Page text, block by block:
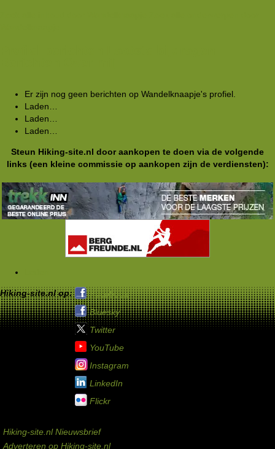
Er zijn nog geen berichten op Wandelknaapje's profiel.
Laden…
Laden…
Laden…
Steun Hiking-site.nl door aankopen te doen via de volgende
links (een kleine commissie op aankopen zijn de verdiensten):
Hiking-site.nl op:
Facebook
Bluesky
Twitter
YouTube
Instagram
LinkedIn
Flickr
Hiking-site.nl Nieuwsbrief
Adverteren op Hiking-site.nl